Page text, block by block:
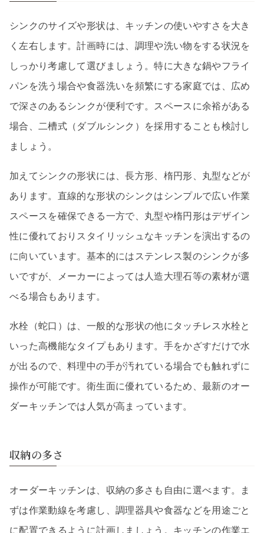
シンクのサイズや形状は、キッチンの使いやすさを大き
く左右します。計画時には、調理や洗い物をする状況を
しっかり考慮して選びましょう。特に大きな鍋やフライ
パンを洗う場合や食器洗いを頻繁にする家庭では、広め
で深さのあるシンクが便利です。スペースに余裕がある
場合、二槽式（ダブルシンク）を採用することも検討し
ましょう。
加えてシンクの形状には、長方形、楕円形、丸型などが
あります。直線的な形状のシンクはシンプルで広い作業
スペースを確保できる一方で、丸型や楕円形はデザイン
性に優れておりスタイリッシュなキッチンを演出するの
に向いています。基本的にはステンレス製のシンクが多
いですが、メーカーによっては人造大理石等の素材が選
べる場合もあります。
水栓（蛇口）は、一般的な形状の他にタッチレス水栓と
いった高機能なタイプもあります。手をかざすだけで水
が出るので、料理中の手が汚れている場合でも触れずに
操作が可能です。衛生面に優れているため、最新のオー
ダーキッチンでは人気が高まっています。
収納の多さ
オーダーキッチンは、収納の多さも自由に選べます。ま
ずは作業動線を考慮し、調理器具や食器などを用途ごと
に配置できるように計画しましょう。キッチンの作業エ